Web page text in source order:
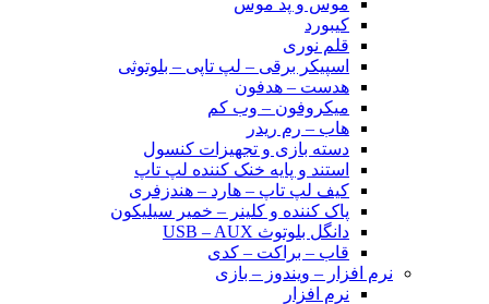
موس و پد موس
کیبورد
قلم نوری
اسپیکر برقی – لپ تاپی – بلوتوثی
هدست – هدفون
میکروفون – وب کم
هاب – رم ریدر
دسته بازی و تجهیزات کنسول
استند و پایه خنک کننده لپ تاپ
کیف لپ تاپ – هارد – هندزفری
پاک کننده و کلینر – خمیر سیلیکون
دانگل بلوتوث USB – AUX
قاب – براکت – کدی
نرم افزار – ویندوز – بازی
نرم افزار